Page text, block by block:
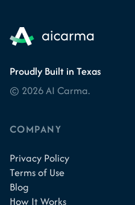
Proudly Built in Texas
© 2026 AI Carma.
COMPANY
Privacy Policy
Terms of Use
Blog
How It Works